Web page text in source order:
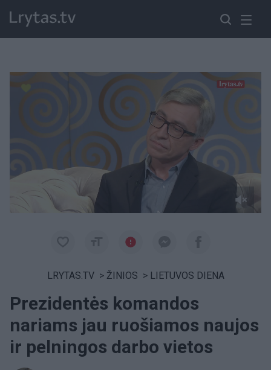
LRYTAS.TV > ŽINIOS > LIETUVOS DIENA
Prezidentės komandos
nariams jau ruošiamos naujos
ir pelningos darbo vietos